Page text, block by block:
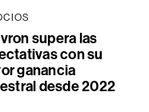
supera las
con su
ganancia
desde 2022